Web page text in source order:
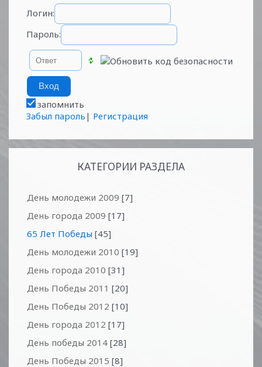
Логин:
Пароль:
запомнить
Забыл пароль | Регистрация
КАТЕГОРИИ РАЗДЕЛА
День молодежи 2009 [7]
День города 2009 [17]
65 Лет Победы [45]
День молодежи 2010 [19]
День города 2010 [31]
День Победы 2011 [20]
День Победы 2012 [10]
День города 2012 [17]
День победы 2014 [28]
День Победы 2015 [8]